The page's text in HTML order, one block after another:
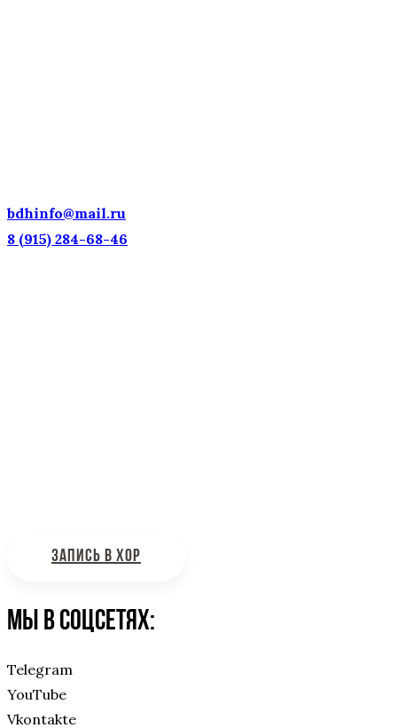
bdhinfo@mail.ru
8 (915) 284-68-46
ЗАПИСЬ В ХОР
Мы в соцсетях:
Telegram
YouTube
Vkontakte